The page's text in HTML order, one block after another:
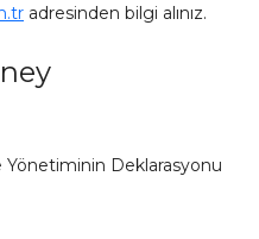
adresinden bilgi alınız.
Yönetiminin Deklarasyonu